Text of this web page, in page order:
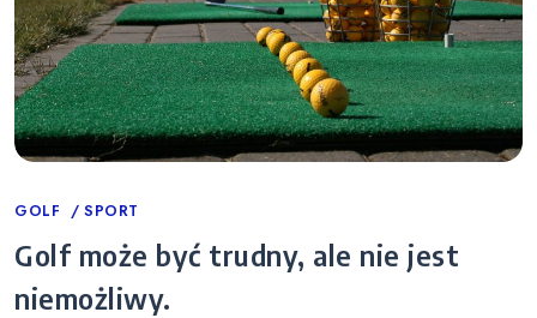
Categories
GOLF SPORT
Golf może być trudny, ale nie jest
niemożliwy.